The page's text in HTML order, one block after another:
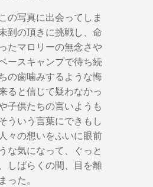
の写真に出会ってしま
到の頂きに挑戦し、命
たマロリーの無念さや
ースキャンプで待ち続
の歯噛みするような悔
ると信じて疑わなかっ
子供たちの言いようも
ういう言葉にできもし
々の想いをふいに眼前
な気になって、ぐっと
しばらくの間、目を離
った。